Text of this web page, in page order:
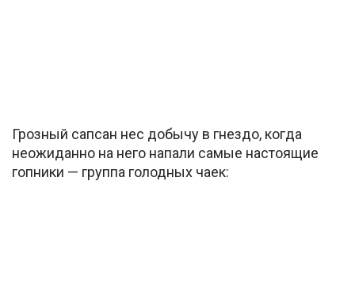
Грозный сапсан нес добычу в гнездо, когда
неожиданно на него напали самые настоящие
гопники — группа голодных чаек: